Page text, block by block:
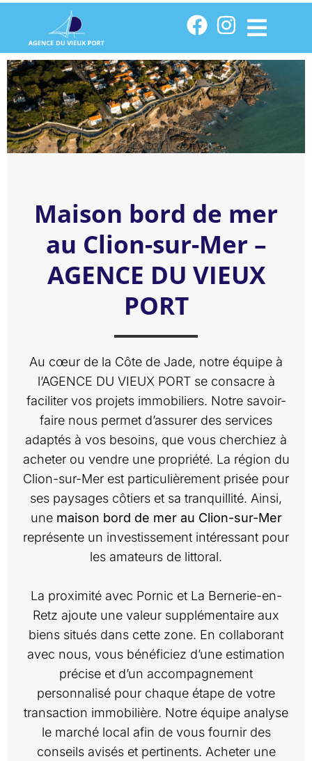
Maison bord de mer
au Clion-sur-Mer –
AGENCE DU VIEUX
PORT
Au cœur de la Côte de Jade, notre équipe à
l’AGENCE DU VIEUX PORT se consacre à
faciliter vos projets immobiliers. Notre savoir-
faire nous permet d’assurer des services
adaptés à vos besoins, que vous cherchiez à
acheter ou vendre une propriété. La région du
Clion-sur-Mer est particulièrement prisée pour
ses paysages côtiers et sa tranquillité. Ainsi,
une maison bord de mer au Clion-sur-Mer
représente un investissement intéressant pour
les amateurs de littoral.
La proximité avec Pornic et La Bernerie-en-
Retz ajoute une valeur supplémentaire aux
biens situés dans cette zone. En collaborant
avec nous, vous bénéficiez d’une estimation
précise et d’un accompagnement
personnalisé pour chaque étape de votre
transaction immobilière. Notre équipe analyse
le marché local afin de vous fournir des
conseils avisés et pertinents. Acheter une